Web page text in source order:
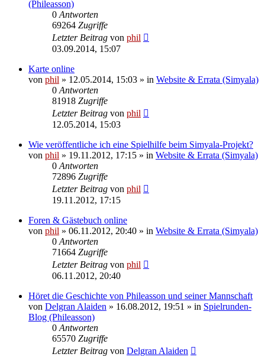
(Phileasson)
0 Antworten
69264 Zugriffe
Letzter Beitrag von phil
03.09.2014, 15:07
Karte online
von phil » 12.05.2014, 15:03 » in Website & Errata (Simyala)
0 Antworten
81918 Zugriffe
Letzter Beitrag von phil
12.05.2014, 15:03
Wie veröffentliche ich eine Spielhilfe beim Simyala-Projekt?
von phil » 19.11.2012, 17:15 » in Website & Errata (Simyala)
0 Antworten
72896 Zugriffe
Letzter Beitrag von phil
19.11.2012, 17:15
Foren & Gästebuch online
von phil » 06.11.2012, 20:40 » in Website & Errata (Simyala)
0 Antworten
71664 Zugriffe
Letzter Beitrag von phil
06.11.2012, 20:40
Höret die Geschichte von Phileasson und seiner Mannschaft
von Delgran Alaiden » 16.08.2012, 19:51 » in Spielrunden-
Blog (Phileasson)
0 Antworten
65570 Zugriffe
Letzter Beitrag von Delgran Alaiden